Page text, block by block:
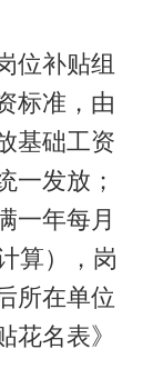
位补贴组
标准，由
基础工资
一发放；
一年每月
算），岗
所在单位
花名表》